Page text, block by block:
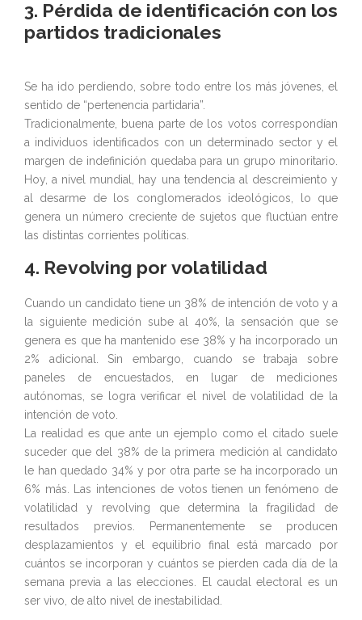
3. Pérdida de identificación con los
partidos tradicionales
Se ha ido perdiendo, sobre todo entre los más jóvenes, el
sentido de “pertenencia partidaria”.
Tradicionalmente, buena parte de los votos correspondían
a individuos identificados con un determinado sector y el
margen de indefinición quedaba para un grupo minoritario.
Hoy, a nivel mundial, hay una tendencia al descreimiento y
al desarme de los conglomerados ideológicos, lo que
genera un número creciente de sujetos que fluctúan entre
las distintas corrientes políticas.
4. Revolving por volatilidad
Cuando un candidato tiene un 38% de intención de voto y a
la siguiente medición sube al 40%, la sensación que se
genera es que ha mantenido ese 38% y ha incorporado un
2% adicional. Sin embargo, cuando se trabaja sobre
paneles de encuestados, en lugar de mediciones
autónomas, se logra verificar el nivel de volatilidad de la
intención de voto.
La realidad es que ante un ejemplo como el citado suele
suceder que del 38% de la primera medición al candidato
le han quedado 34% y por otra parte se ha incorporado un
6% más. Las intenciones de votos tienen un fenómeno de
volatilidad y revolving que determina la fragilidad de
resultados previos. Permanentemente se producen
desplazamientos y el equilibrio final está marcado por
cuántos se incorporan y cuántos se pierden cada día de la
semana previa a las elecciones. El caudal electoral es un
ser vivo, de alto nivel de inestabilidad.